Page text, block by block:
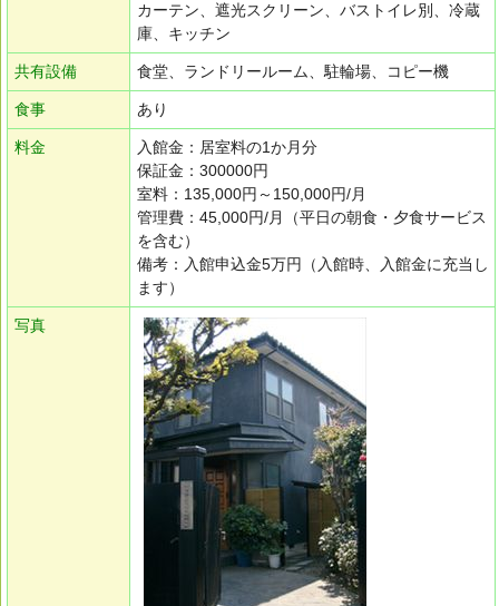
カーテン、遮光スクリーン、バストイレ別、冷蔵
庫、キッチン
共有設備 食堂、ランドリールーム、駐輪場、コピー機
食事 あり
料金
入館金：居室料の1か月分
保証金：300000円
室料：135,000円～150,000円/月
管理費：45,000円/月（平日の朝食・夕食サービス
を含む）
備考：入館申込金5万円（入館時、入館金に充当し
ます）
写真